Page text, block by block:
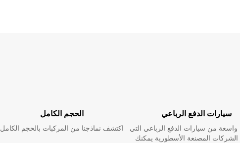
الحجم الكامل
اكتشف نماذجنا من المركبات بالحجم الكامل
سيارات الدفع الرباعي
من سيارات الدفع الرباعي التي
الشركات المصنعة الأسطورية يمكنك